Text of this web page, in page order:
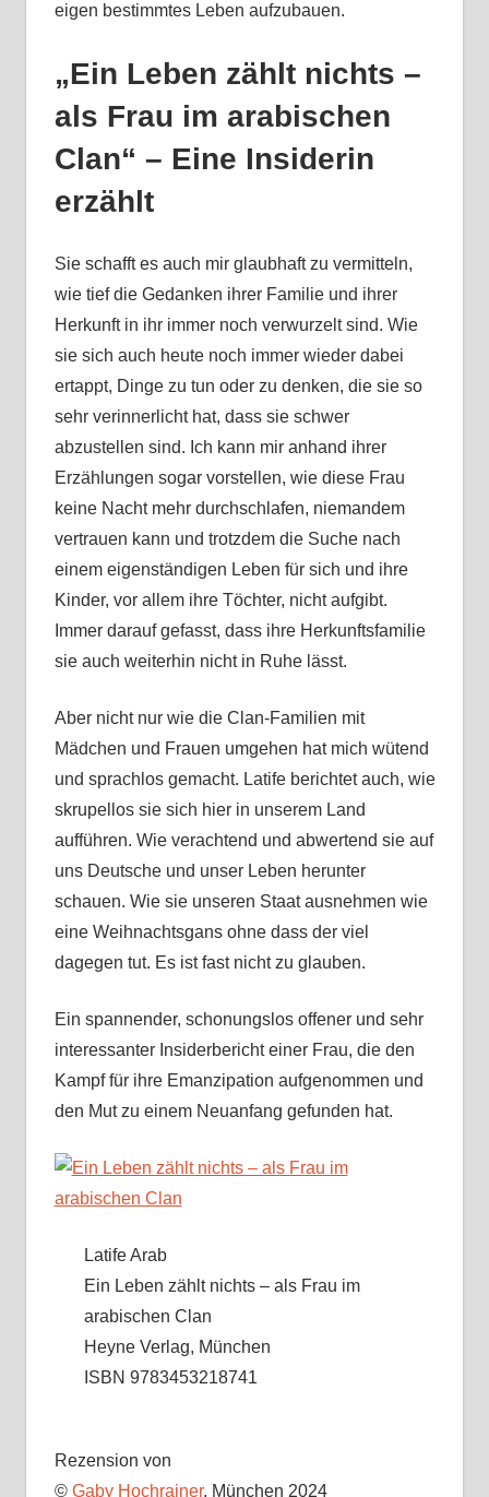
eigen bestimmtes Leben aufzubauen.
„Ein Leben zählt nichts –
als Frau im arabischen
Clan“ – Eine Insiderin
erzählt
Sie schafft es auch mir glaubhaft zu vermitteln,
wie tief die Gedanken ihrer Familie und ihrer
Herkunft in ihr immer noch verwurzelt sind. Wie
sie sich auch heute noch immer wieder dabei
ertappt, Dinge zu tun oder zu denken, die sie so
sehr verinnerlicht hat, dass sie schwer
abzustellen sind. Ich kann mir anhand ihrer
Erzählungen sogar vorstellen, wie diese Frau
keine Nacht mehr durchschlafen, niemandem
vertrauen kann und trotzdem die Suche nach
einem eigenständigen Leben für sich und ihre
Kinder, vor allem ihre Töchter, nicht aufgibt.
Immer darauf gefasst, dass ihre Herkunftsfamilie
sie auch weiterhin nicht in Ruhe lässt.
Aber nicht nur wie die Clan-Familien mit
Mädchen und Frauen umgehen hat mich wütend
und sprachlos gemacht. Latife berichtet auch, wie
skrupellos sie sich hier in unserem Land
aufführen. Wie verachtend und abwertend sie auf
uns Deutsche und unser Leben herunter
schauen. Wie sie unseren Staat ausnehmen wie
eine Weihnachtsgans ohne dass der viel
dagegen tut. Es ist fast nicht zu glauben.
Ein spannender, schonungslos offener und sehr
interessanter Insiderbericht einer Frau, die den
Kampf für ihre Emanzipation aufgenommen und
den Mut zu einem Neuanfang gefunden hat.
Latife Arab
Ein Leben zählt nichts – als Frau im
arabischen Clan
Heyne Verlag, München
ISBN 9783453218741
Rezension von
© Gaby Hochrainer, München 2024